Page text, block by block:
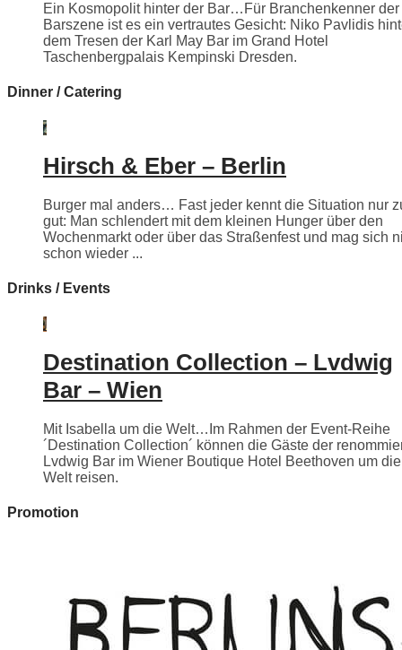
Ein Kosmopolit hinter der Bar…Für Branchenkenner der
Barszene ist es ein vertrautes Gesicht: Niko Pavlidis
dem Tresen der Karl May Bar im Grand Hotel
Taschenbergpalais Kempinski Dresden.
Dinner / Catering
Hirsch & Eber – Berlin
Burger mal anders… Fast jeder kennt die Situation nur
gut: Man schlendert mit dem kleinen Hunger über den
Wochenmarkt oder über das Straßenfest und mag sich
schon wieder ...
Drinks / Events
Destination Collection – Lvdwig
Bar – Wien
Mit Isabella um die Welt…Im Rahmen der Event-Reihe
´Destination Collection´ können die Gäste der
Lvdwig Bar im Wiener Boutique Hotel Beethoven um die
Welt reisen.
Promotion